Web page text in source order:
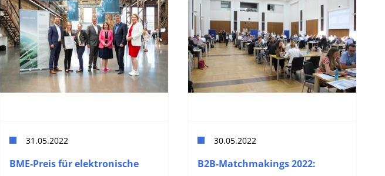
31.05.2022
BME-Preis für elektronische
30.05.2022
B2B-Matchmakings 2022: